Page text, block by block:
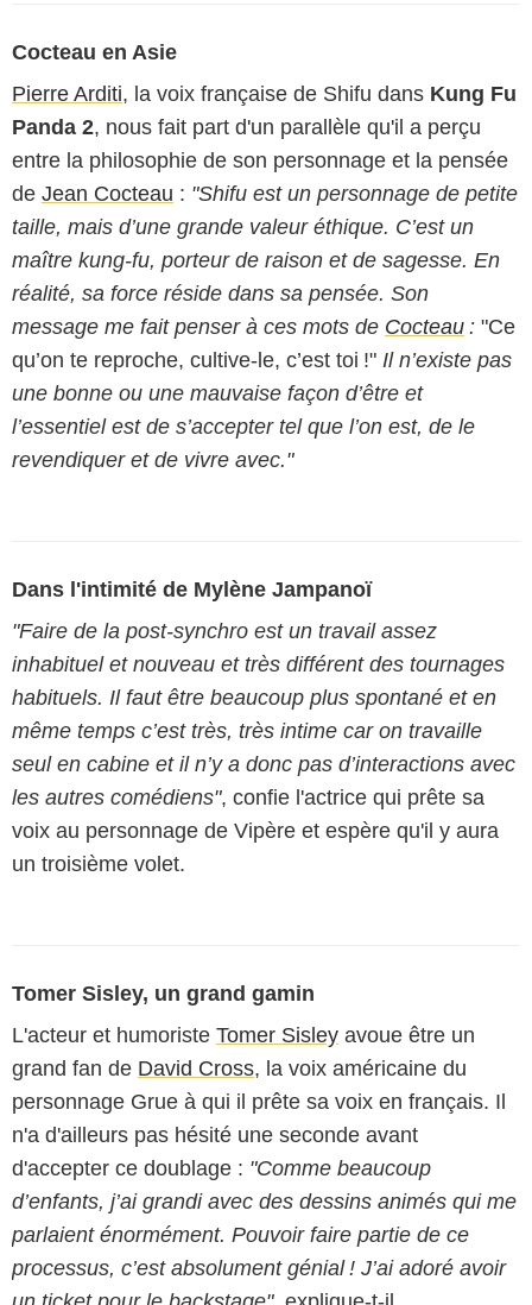
Cocteau en Asie
Pierre Arditi, la voix française de Shifu dans Kung Fu
Panda 2, nous fait part d'un parallèle qu'il a perçu
entre la philosophie de son personnage et la pensée
de Jean Cocteau : "Shifu est un personnage de petite
taille, mais d’une grande valeur éthique. C’est un
maître kung-fu, porteur de raison et de sagesse. En
réalité, sa force réside dans sa pensée. Son
message me fait penser à ces mots de Cocteau : "Ce
qu’on te reproche, cultive-le, c’est toi !" Il n’existe pas
une bonne ou une mauvaise façon d’être et
l’essentiel est de s’accepter tel que l’on est, de le
revendiquer et de vivre avec."
Dans l'intimité de Mylène Jampanoï
"Faire de la post-synchro est un travail assez
inhabituel et nouveau et très différent des tournages
habituels. Il faut être beaucoup plus spontané et en
même temps c’est très, très intime car on travaille
seul en cabine et il n’y a donc pas d’interactions avec
les autres comédiens", confie l'actrice qui prête sa
voix au personnage de Vipère et espère qu'il y aura
un troisième volet.
Tomer Sisley, un grand gamin
L'acteur et humoriste Tomer Sisley avoue être un
grand fan de David Cross, la voix américaine du
personnage Grue à qui il prête sa voix en français. Il
n'a d'ailleurs pas hésité une seconde avant
d'accepter ce doublage : "Comme beaucoup
d’enfants, j’ai grandi avec des dessins animés qui me
parlaient énormément. Pouvoir faire partie de ce
processus, c’est absolument génial ! J’ai adoré avoir